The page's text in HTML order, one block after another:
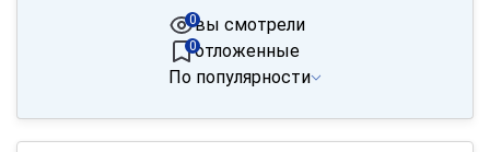
вы смотрели
0
отложенные
0
По популярности